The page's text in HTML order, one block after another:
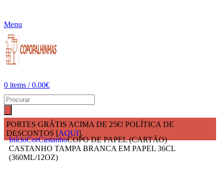
Menu
0 items / 0.00€
PORTES GRÁTIS ACIMA DE 25€! POLÍTICA DE
DESCONTOS [AQUI].
InícioCorCastanhoCOPO DE PAPEL (CARTÃO)
CASTANHO TAMPA BRANCA EM PAPEL 36CL
(360ML/12OZ)